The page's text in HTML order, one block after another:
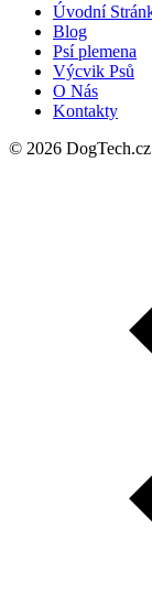
Úvodní
Blog
Psí plemena
Výcvik Psů
O Nás
Kontakty
© 2026 DogTech.cz